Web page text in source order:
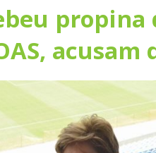
propina
acusam